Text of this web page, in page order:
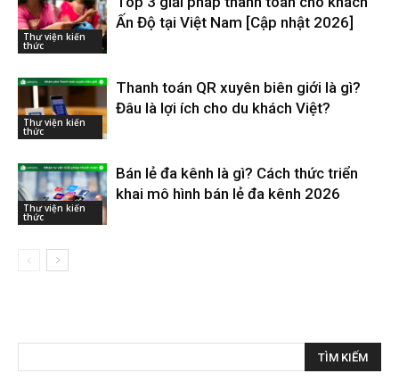
Thư viện kiến
thức
Ấn Độ tại Việt Nam [Cập nhật 2026]
Thư viện kiến
thức
Thanh toán QR xuyên biên giới là gì?
Đâu là lợi ích cho du khách Việt?
Thư viện kiến
thức
Bán lẻ đa kênh là gì? Cách thức triển
khai mô hình bán lẻ đa kênh 2026